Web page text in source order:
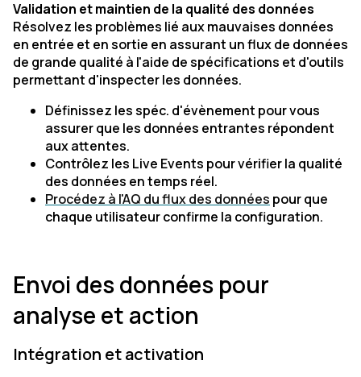
Validation et maintien de la qualité des données
Résolvez les problèmes lié aux mauvaises données
en entrée et en sortie en assurant un flux de données
de grande qualité à l'aide de spécifications et d'outils
permettant d'inspecter les données.
Définissez les spéc. d'évènement pour vous
assurer que les données entrantes répondent
aux attentes.
Contrôlez les Live Events pour vérifier la qualité
des données en temps réel.
Procédez à l'AQ du flux des données pour que
chaque utilisateur confirme la configuration.
Envoi des données pour
analyse et action
Intégration et activation